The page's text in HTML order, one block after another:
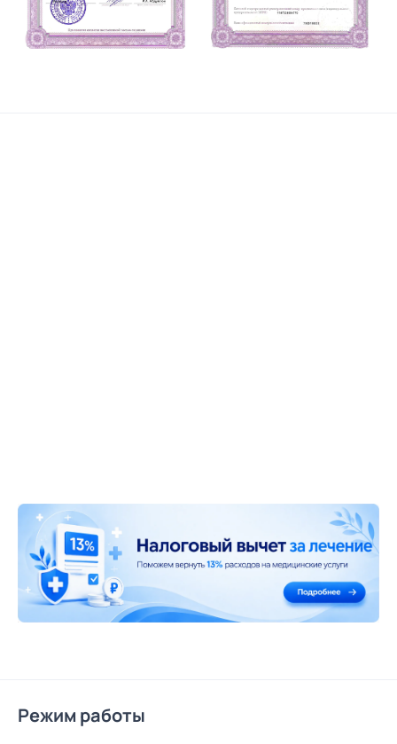
Режим работы